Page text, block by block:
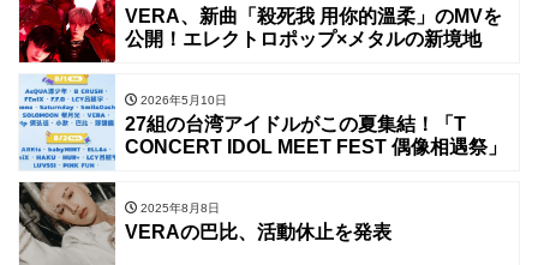
VERA、新曲「殺死我 用你的溫柔」のMVを
公開！エレクトロポップ×メタルの新境地
2026年5月10日
27組の台湾アイドルがこの夏集結！「T
CONCERT IDOL MEET FEST 偶像相遇祭」
2025年8月8日
VERAの巴比、活動休止を発表